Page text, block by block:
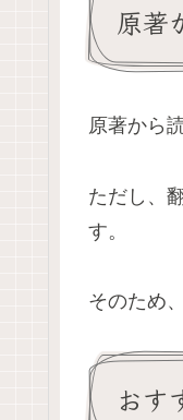
原著
原著から
ただし、
す。
そのため
おす